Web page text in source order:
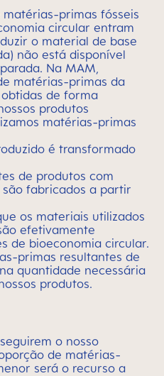
primas fósseis
circular entram
o material de base
não está disponível
Na MAM,
matérias-primas da
de forma
produtos
matérias-primas
é transformado
de produtos com
são fabricados a partir
os materiais utilizados
efetivamente
de bioeconomia circular.
primas resultantes de
quantidade necessária
produtos.
o nosso
de matérias-
será o recurso a